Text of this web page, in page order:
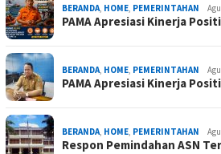
BERANDA, HOME, PEMERINTAHAN
PAMA Apresiasi Kinerja
BERANDA, HOME, PEMERINTAHAN
PAMA Apresiasi Kinerja
BERANDA, HOME, PEMERINTAHAN
Respon Pemindahan ASN